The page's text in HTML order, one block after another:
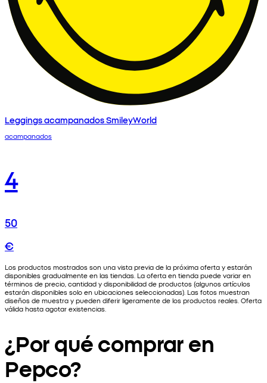
Leggings acampanados SmileyWorld
acampanados
4
50
€
Los productos mostrados son una vista previa de la próxima oferta y estarán
disponibles gradualmente en las tiendas. La oferta en tienda puede variar en
términos de precio, cantidad y disponibilidad de productos (algunos artículos
estarán disponibles solo en ubicaciones seleccionadas). Las fotos muestran
diseños de muestra y pueden diferir ligeramente de los productos reales. Oferta
válida hasta agotar existencias.
¿Por qué comprar en
Pepco?